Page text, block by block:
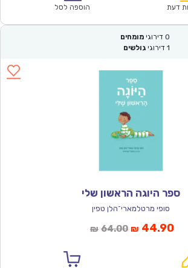
₪64.00.
דעת הוספה לסל
0 דירוגי מומחים
1 דירוגי גולשים
ספר היוגה הראשון שלי
סופי מרטלמארי־הלן טפין
₪ 64.00המחיר
₪ 44.90